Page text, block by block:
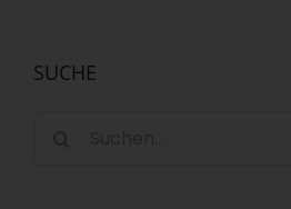
SUCHE